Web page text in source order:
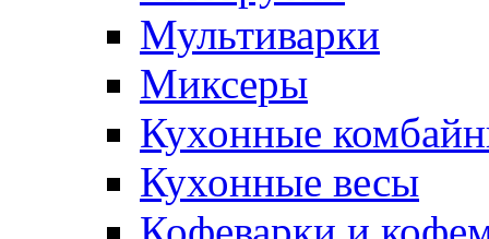
Мультиварки
Миксеры
Кухонные
Кухонные весы